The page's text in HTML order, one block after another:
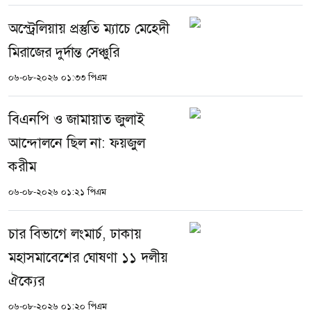
অস্ট্রেলিয়ায় প্রস্তুতি ম্যাচে মেহেদী
মিরাজের দুর্দান্ত সেঞ্চুরি
০৬-০৮-২০২৬ ০১:৩৩ পিএম
বিএনপি ও জামায়াত জুলাই
আন্দোলনে ছিল না: ফয়জুল
করীম
০৬-০৮-২০২৬ ০১:২১ পিএম
চার বিভাগে লংমার্চ, ঢাকায়
মহাসমাবেশের ঘোষণা ১১ দলীয়
ঐক্যের
০৬-০৮-২০২৬ ০১:২০ পিএম